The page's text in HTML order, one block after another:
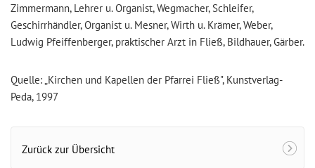
Zimmermann, Lehrer u. Organist, Wegmacher, Schleifer,
Geschirrhändler, Organist u. Mesner, Wirth u. Krämer, Weber,
Ludwig Pfeiffenberger, praktischer Arzt in Fließ, Bildhauer, Gärber.
Quelle: „Kirchen und Kapellen der Pfarrei Fließ", Kunstverlag-
Peda, 1997
Zurück zur Übersicht